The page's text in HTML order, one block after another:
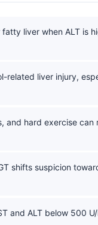
liver when ALT is
related liver injury,
and hard exercise can
shifts suspicion
and ALT below 500